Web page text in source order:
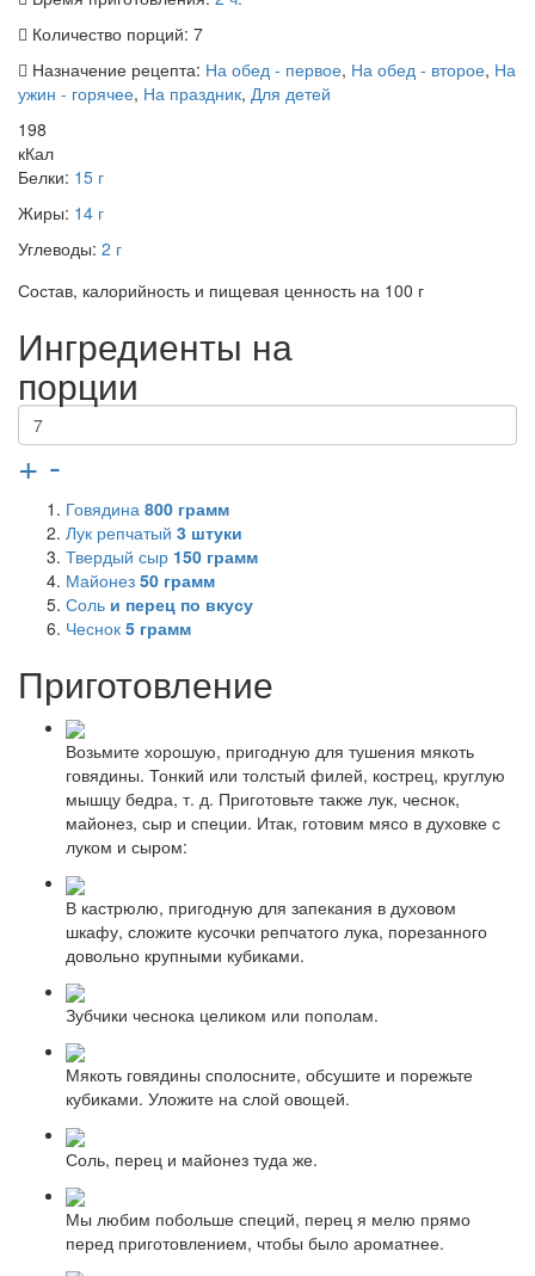
Количество порций: 7
Назначение рецепта: На обед - первое, На обед - второе, На
ужин - горячее, На праздник, Для детей
198
кКал
Белки: 15 г
Жиры: 14 г
Углеводы: 2 г
Состав, калорийность и пищевая ценность на 100 г
Ингредиенты на
порции
+ -
Говядина 800 грамм
Лук репчатый 3 штуки
Твердый сыр 150 грамм
Майонез 50 грамм
Соль и перец по вкусу
Чеснок 5 грамм
Приготовление
Возьмите хорошую, пригодную для тушения мякоть
говядины. Тонкий или толстый филей, кострец, круглую
мышцу бедра, т. д. Приготовьте также лук, чеснок,
майонез, сыр и специи. Итак, готовим мясо в духовке с
луком и сыром:
В кастрюлю, пригодную для запекания в духовом
шкафу, сложите кусочки репчатого лука, порезанного
довольно крупными кубиками.
Зубчики чеснока целиком или пополам.
Мякоть говядины сполосните, обсушите и порежьте
кубиками. Уложите на слой овощей.
Соль, перец и майонез туда же.
Мы любим побольше специй, перец я мелю прямо
перед приготовлением, чтобы было ароматнее.